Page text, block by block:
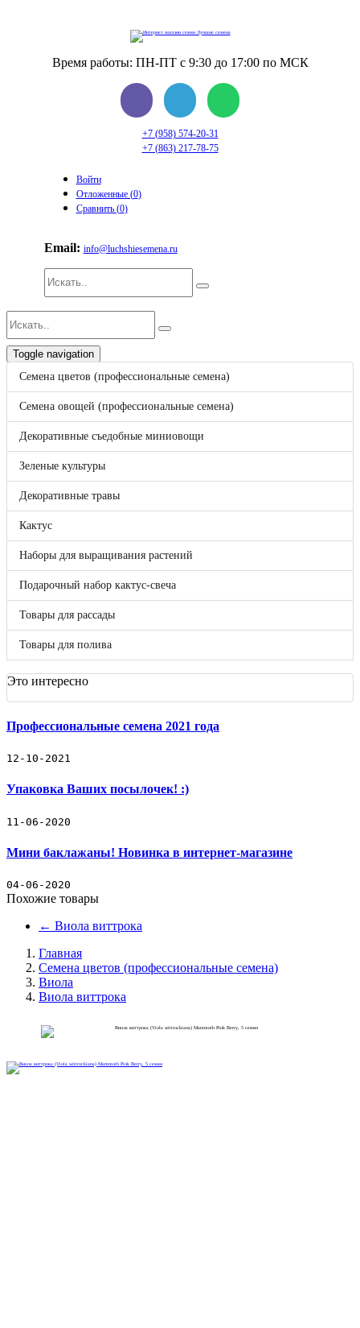
Время работы: ПН-ПТ с 9:30 до 17:00 по МСК
+7 (958) 574-20-31
+7 (863) 217-78-75
Войти
Отложенные (0)
Сравнить (0)
Email: info@luchshiesemena.ru
Toggle navigation
Бренды
Bejo
Benary
DLF (Дания)
FloraNova!
Hazera
Hem Genetics
Hem Zaden B.V.
Kieft
May Seed
Nunhems
Pan American
Seminis
Syngenta
Takii Europe
Vegetallis
ВНИИССОК
Гавриш
Sakata
Прайс-лист
Семена цветов (профессиональные семена)
Семена овощей (профессиональные семена)
Декоративные съедобные миниовощи
Зеленые культуры
Декоративные травы
Кактус
Наборы для выращивания растений
Подарочный набор кактус-свеча
Товары для рассады
Товары для полива
Семена цветов (профессиональные семена)
Семена овощей (профессиональные семена)
Декоративные съедобные миниовощи
Зеленые культуры
Декоративные травы
Кактус
Наборы для выращивания растений
Подарочный набор кактус-свеча
Товары для рассады
Товары для полива
Это интересно
Профессиональные семена 2021 года
12-10-2021
Упаковка Ваших посылочек! :)
11-06-2020
Мини баклажаны! Новинка в интернет-магазине
04-06-2020
Похожие товары
← Виола виттрока
Главная
Семена цветов (профессиональные семена)
Виола
Виола виттрока